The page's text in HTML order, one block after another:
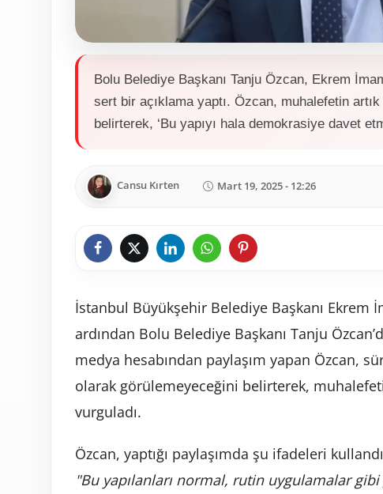
Bolu Belediye Başkanı Tanju Özcan, Ekrem
sert bir açıklama yaptı. Özcan, muhalefetin
belirterek, ‘Bu yapıyı hala demokrasiye davet
Cansu Kırten Mart 19, 2025 - 12:26
İstanbul Büyükşehir Belediye Başkanı Ekrem
ardından Bolu Belediye Başkanı Tanju
medya hesabından paylaşım yapan Özcan,
olarak görülemeyeceğini belirterek,
vurguladı.
Özcan, yaptığı paylaşımda şu ifadeleri
"Bu yapılanları normal, rutin uygulamalar